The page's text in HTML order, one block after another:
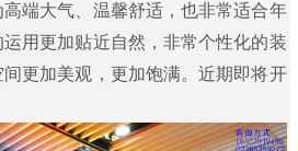
端大气、温馨舒适，也非常适合年
用更加贴近自然，非常个性化的装
更加美观，更加饱满。近期即将开